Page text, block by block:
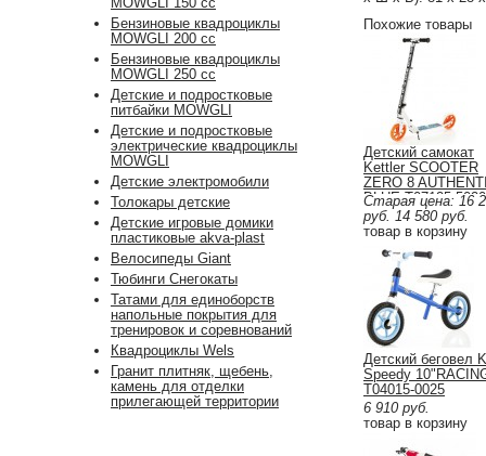
Похожие товары
Детский самокат
Kettler SCOOTER
ZERO 8
BLUE T07125-5020
Старая цена: 16
руб. 14 580 руб.
товар в корзину
Детский беговел
Speedy
T04015-0025
6 910 руб.
товар в корзину
Бензиновые квадроциклы
MOWGLI 200 cc
Бензиновые квадроциклы
MOWGLI 250 cc
Детские и подростковые
питбайки MOWGLI
Детские и подростковые
электрические квадроциклы
MOWGLI
Детские электромобили
Толокары детские
Детские игровые домики
пластиковые akva-plast
Велосипеды Giant
Тюбинги Снегокаты
Татами для единоборств
напольные покрытия для
тренировок и соревнований
Квадроциклы Wels
Гранит плитняк, щебень,
камень для отделки
прилегающей территории